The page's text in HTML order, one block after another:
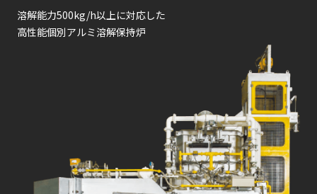
溶解能力500kg/h以上に対応した
高性能個別アルミ溶解保持炉